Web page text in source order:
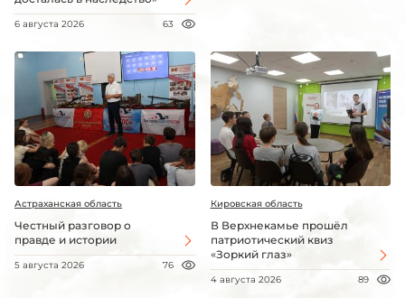
6 августа 2026 63
Астраханская область
Честный разговор о
правде и истории
5 августа 2026 76
Кировская область
В Верхнекамье прошёл
патриотический квиз
«Зоркий глаз»
4 августа 2026 89